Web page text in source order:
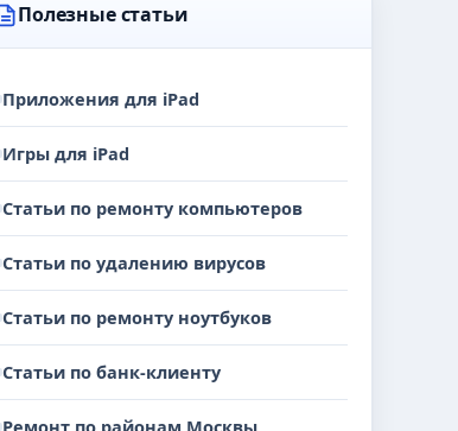
Полезные статьи
Приложения для iPad
Игры для iPad
Статьи по ремонту компьютеров
Статьи по удалению вирусов
Статьи по ремонту ноутбуков
Статьи по банк-клиенту
Ремонт по районам Москвы